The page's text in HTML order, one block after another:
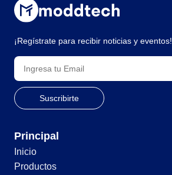
¡Regístrate para recibir noticias y eventos!
Principal
Inicio
Productos